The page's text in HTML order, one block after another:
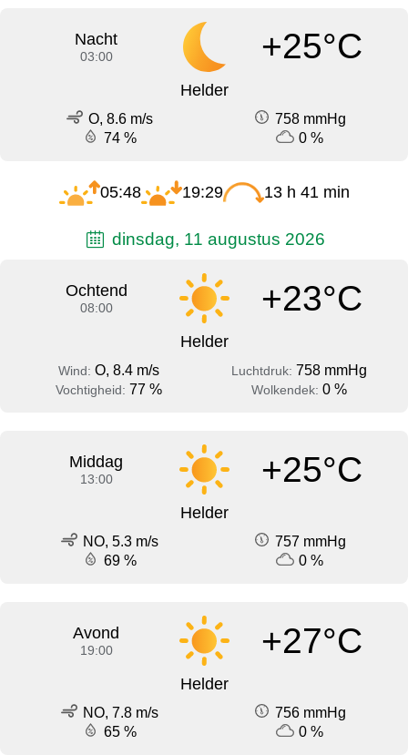
Nacht
03:00 +25°C
Helder
O, 8.6 m/s
758 mmHg
74 %
0 %
05:48 19:29 13 h 41 min
dinsdag, 11 augustus 2026
Ochtend
08:00 +23°C
Helder
Wind: O, 8.4 m/s Luchtdruk: 758 mmHg
Vochtigheid: 77 % Wolkendek: 0 %
Middag
13:00 +25°C
Helder
NO, 5.3 m/s
757 mmHg
69 %
0 %
Avond
19:00 +27°C
Helder
NO, 7.8 m/s
756 mmHg
65 %
0 %